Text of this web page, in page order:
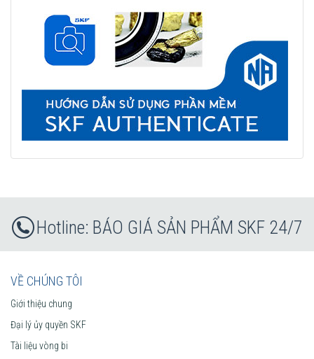
BÁO GIÁ SẢN PHẨM SKF 24/7
VỀ CHÚNG TÔI
Giới thiệu chung
Đại lý ủy quyền SKF
Tài liệu vòng bi